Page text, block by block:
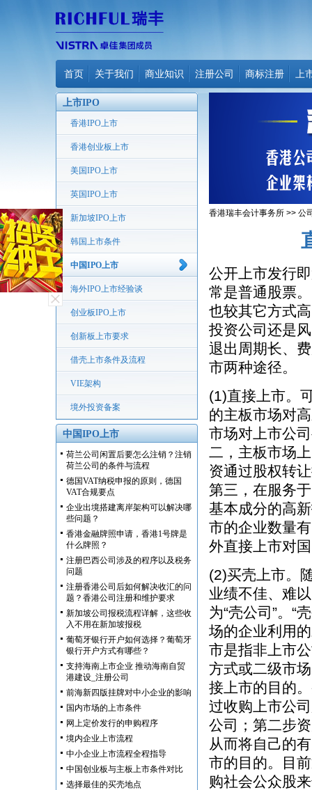
首页 关于我们 商业知识 注册公司 商标注册 上
上市IPO
香港IPO上市
香港创业板上市
美国IPO上市
英国IPO上市
新加坡IPO上市
韩国上市条件
中国IPO上市
海外IPO上市经验谈
创业板IPO上市
创新板上市要求
借壳上市条件及流程
VIE架构
境外投资备案
中国IPO上市
荷兰公司闲置后要怎么注销？注销
荷兰公司的条件与流程
德国VAT纳税申报的原则，德国
VAT合规要点
企业出境搭建离岸架构可以解决哪
些问题？
香港金融牌照申请，香港1号牌是
什么牌照？
注册巴西公司涉及的程序以及税务
问题
注册香港公司后如何解决收汇的问
题？香港公司注册和维护要求
新加坡公司报税流程详解，这些收
入不用在新加坡报税
葡萄牙银行开户如何选择？葡萄牙
银行开户方式有哪些？
支持海南上市企业 推动海南自贸
港建设_注册公司
前海新四版挂牌对中小企业的影响
国内市场的上市条件
网上定价发行的申购程序
境内企业上市流程
中小企业上市流程全程指导
中国创业板与主板上市条件对比
选择最佳的买壳地点
香港瑞丰会计事务所 >> 公
公开上市发行
常是普通股票
也较其它方式
投资公司还是
退出周期长、
市两种途径。
(1)直接上市。
的主板市场对
市场对上市公
二，主板市场
资通过股权转
第三，在服务
基本成分的高
市的企业数量
外直接上市对
(2)买壳上市。
业绩不佳、难
为“壳公司”。“
场的企业利用
市是指非上市
方式或二级市
接上市的目的
过收购上市公
公司；第二步
从而将自己的
市的目的。目
购社会公众股